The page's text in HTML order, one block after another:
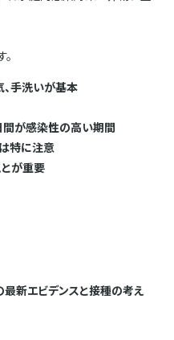
、手洗いが基本
が感染性の高い期間
特に注意
が重要
最新エビデンスと接種の考え